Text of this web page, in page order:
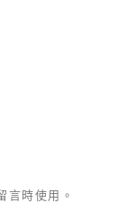
言時使用。